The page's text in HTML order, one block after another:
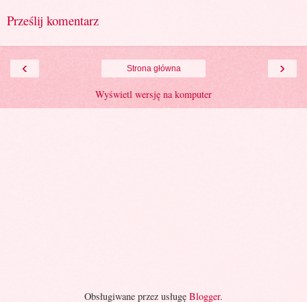
Prześlij komentarz
‹ ›
Strona główna
Wyświetl wersję na komputer
Obsługiwane przez usługę Blogger.